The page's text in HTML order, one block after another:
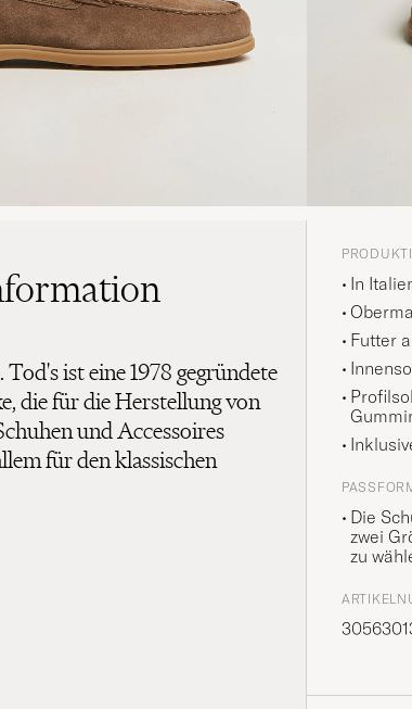
ist eine 1978 gegründete
die für die Herstellung von
und Accessoires
für den klassischen
In
Futter
Die
zwei
zu